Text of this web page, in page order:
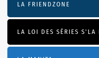
LA FRIENDZONE
LA LOI DES SÉRIES S'LA